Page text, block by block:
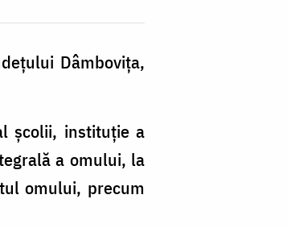
Dâmboviţa,
şcolii, instituţie a
a omului, la
omului, precum